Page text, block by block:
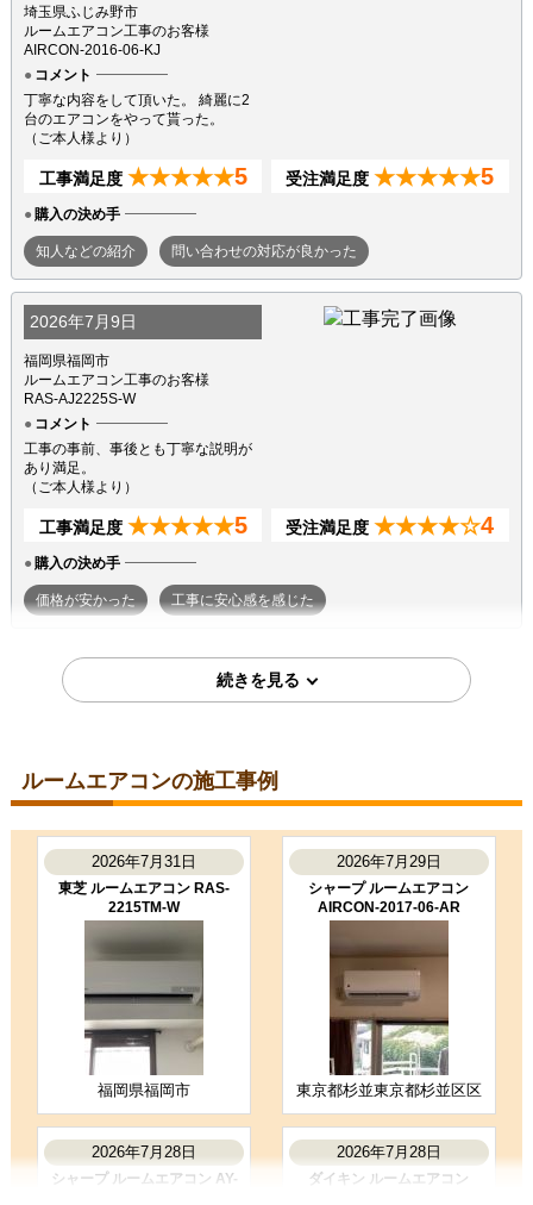
埼玉県ふじみ野市
ルームエアコン工事のお客様
AIRCON-2016-06-KJ
コメント
丁寧な内容をして頂いた。 綺麗に2
台のエアコンをやって貰った。
（ご本人様より）
工事満足度 ★★★★★5 受注満足度 ★★★★★5
購入の決め手
知人などの紹介 問い合わせの対応が良かった
2026年7月9日
福岡県福岡市
ルームエアコン工事のお客様
RAS-AJ2225S-W
コメント
工事の事前、事後とも丁寧な説明が
あり満足。
（ご本人様より）
工事満足度 ★★★★★5 受注満足度 ★★★★☆4
購入の決め手
価格が安かった 工事に安心感を感じた
2026年7月7日
コメント
段取りも良く、エアコン取付後のチ
ても良かったです。ありがとうござ
いました。
（ご本人様より）
工事満足度 ★★★★★ 受注満足度 ★★★☆☆
商品選定がしやすかった
工事に安心感を感じた
ルームエアコンの施工事例
2026年7月31日
東芝 ルームエアコン RAS-
2215TM-W
福岡県福岡市
2026年7月29日
シャープ ルームエアコン
AIRCON-2017-06-AR
東京都杉並東京都杉並区区
2026年7月28日
シャープ ルームエアコン AY-
2026年7月28日
ダイキン ルームエアコン